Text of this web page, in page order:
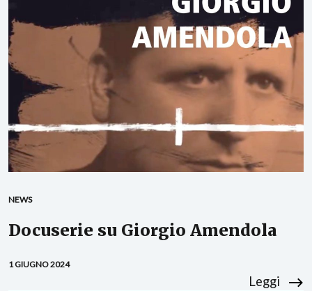
NEWS
Docuserie su Giorgio Amendola
1 GIUGNO 2024
Leggi